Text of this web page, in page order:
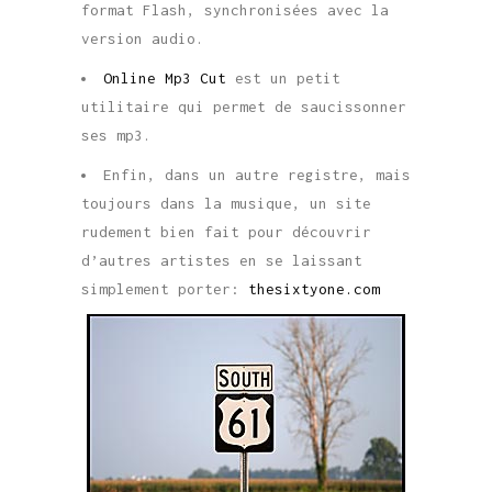
format Flash, synchronisées avec la
version audio.
Online Mp3 Cut est un petit
utilitaire qui permet de saucissonner
ses mp3.
Enfin, dans un autre registre, mais
toujours dans la musique, un site
rudement bien fait pour découvrir
d’autres artistes en se laissant
simplement porter: thesixtyone.com